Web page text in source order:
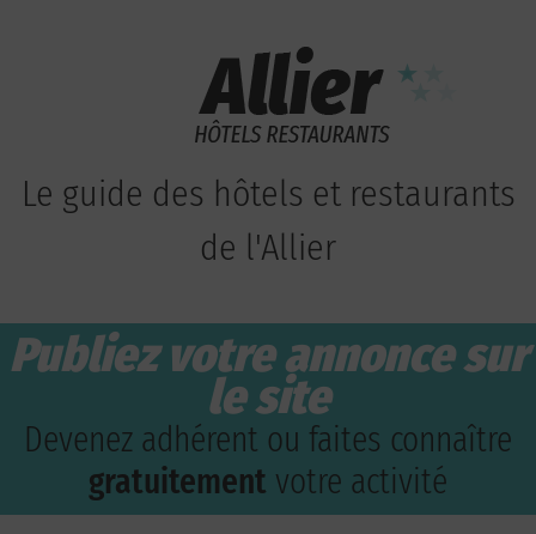
Le guide des hôtels et restaurants
de l'Allier
Publiez votre annonce sur
le site
Devenez adhérent ou faites connaître
gratuitement votre activité